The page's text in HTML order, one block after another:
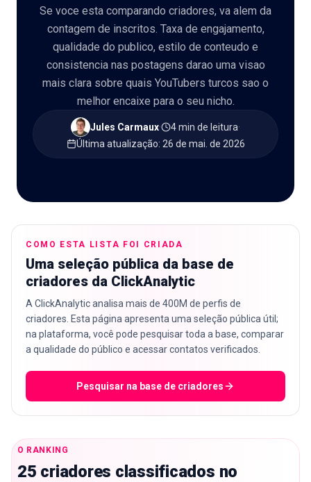
🇵🇹PT
Se voce esta comparando criadores, va alem da
contagem de inscritos. Taxa de engajamento,
qualidade do publico, estilo de conteudo e
consistencia nas postagens darao uma visao
mais clara sobre quais YouTubers turcos sao o
melhor encaixe para o seu nicho.
Jules Carmaux· 4 min de leitura·
Última atualização: 26 de mai. de 2026
COMO ESTA LISTA FOI CRIADA
Uma seleção pública da base de
criadores da ClickAnalytic
A ClickAnalytic analisa mais de 400M de perfis de
criadores. Esta página apresenta uma seleção pública útil;
na plataforma, você pode pesquisar toda a base, comparar
a qualidade do público e acessar contatos verificados.
Pesquisar na base de criadores
O RANKING
25 criadores classificados no